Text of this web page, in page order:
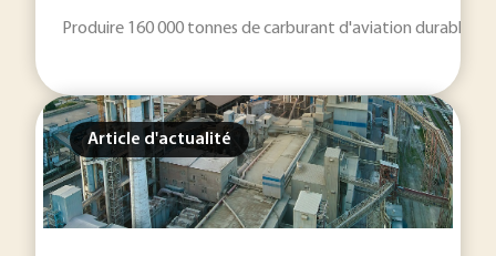
Produire 160 000 tonnes de carburant d'aviation durable
Article d'actualité